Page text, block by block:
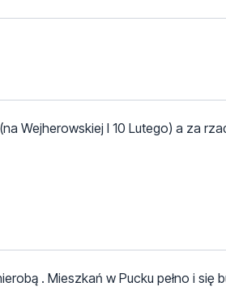
Wejherowskiej I 10 Lutego) a za
. Mieszkań w Pucku pełno i się